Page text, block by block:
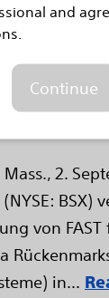
and
Continue
neue
erprobte
die eine
Mass., 2.
BSX)
von FAST
in...